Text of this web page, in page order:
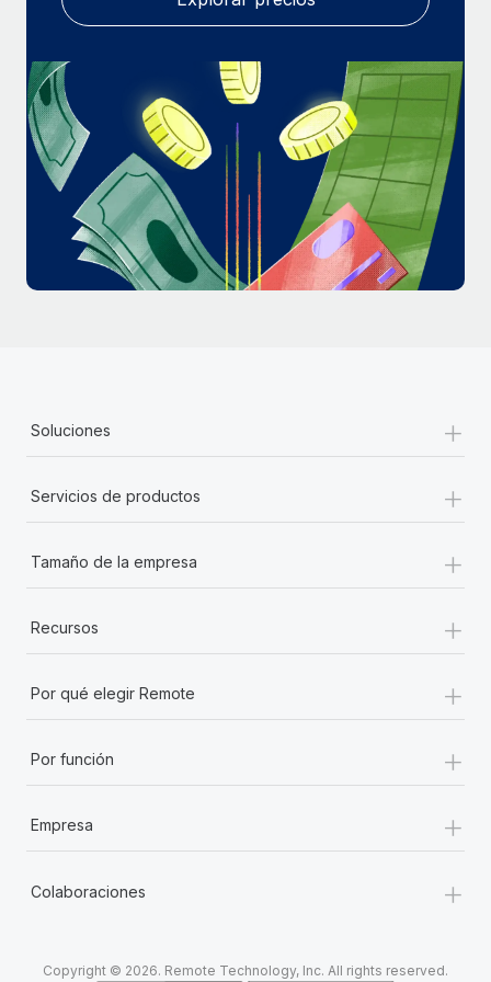
Soluciones +
Servicios de productos +
Tamaño de la empresa +
Recursos +
Por qué elegir Remote +
Por función +
Empresa +
Colaboraciones +
Copyright © 2026. Remote Technology, Inc. All rights reserved.